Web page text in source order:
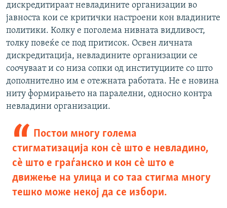
дискредитираат невладините организации во
јавноста кои се критички настроени кон владините
политики. Колку е поголема нивната видливост,
толку повеќе се под притисок. Освен личната
дискредитација, невладините организации се
соочуваат и со низа сопки од институциите со што
дополнително им е отежната работата. Не е новина
ниту формирањето на паралелни, односно контра
невладини организации.
Постои многу голема
стигматизација кон сè што е невладино,
сè што е граѓанско и кон сè што е
движење на улица и со таа стигма многу
тешко може некој да се избори.